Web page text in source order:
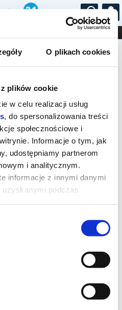
O plikach cookies
plików cookie
w celu realizacji usług
, do spersonalizowania treści
społecznościowe i
Informacje o tym, jak
udostępniamy partnerom
i analitycznym.
informacje z innymi danymi
uzyskanymi podczas
...
STAND-UP
line na wydarzenie